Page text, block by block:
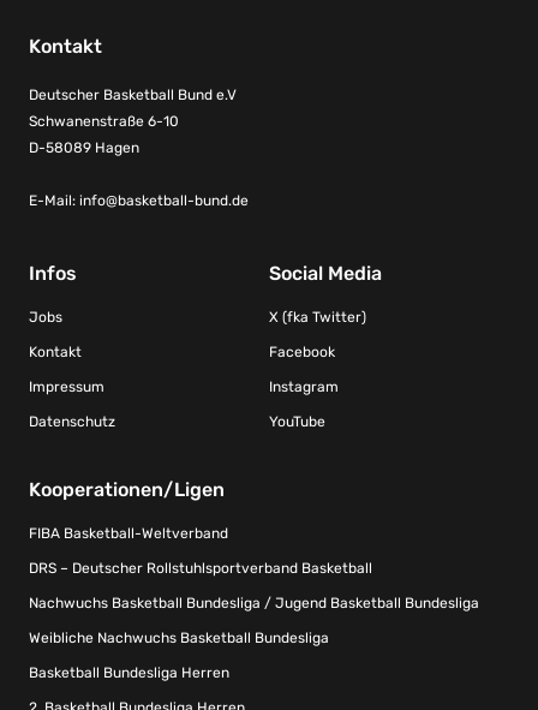
Kontakt
Deutscher Basketball Bund e.V
Schwanenstraße 6-10
D-58089 Hagen
E-Mail: info@basketball-bund.de
Infos
Jobs
Kontakt
Impressum
Datenschutz
Social Media
X (fka Twitter)
Facebook
Instagram
YouTube
Kooperationen/Ligen
FIBA Basketball-Weltverband
DRS – Deutscher Rollstuhlsportverband Basketball
Nachwuchs Basketball Bundesliga / Jugend Basketball Bundesliga
Weibliche Nachwuchs Basketball Bundesliga
Basketball Bundesliga Herren